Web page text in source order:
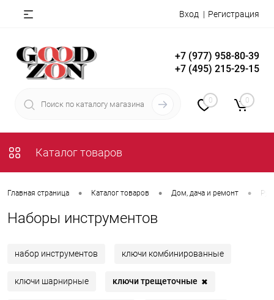
Вход Регистрация
+7 (977) 958-80-39
+7 (495) 215-29-15
0 0
Каталог товаров
Главная страница • Каталог товаров • Дом, дача и ремонт •
Наборы инструментов
набор инструментов ключи комбинированные
ключи шарнирные ключи трещеточные ✖